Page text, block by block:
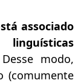
associado
modo,
(comumente